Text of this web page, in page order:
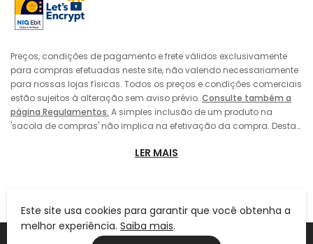
Preços, condições de pagamento e frete válidos exclusivamente
para compras efetuadas neste site, não valendo necessariamente
para nossas lojas físicas. Todos os preços e condições comerciais
estão sujeitos à alteração sem aviso prévio. Consulte também a
página Regulamentos. A simples inclusão de um produto na
'sacola de compras' não implica na efetivação da compra. Desta
da 'finalização' da compra pelo consumidor, no caso de alteração
estando o mesmo sujeito a eventual término dos estoques. As
imagens dos produtos, roupas e acessórios são meramente
ilustrativas. As cores dos produtos podem sofrer variações devido
LER MAIS
Ind. E Com. De Calçados Fascar Ltda | CNPJ: 61.110.870/0001-08 | IE
Este site usa cookies para garantir que você obtenha a
melhor experiência. Saiba mais.